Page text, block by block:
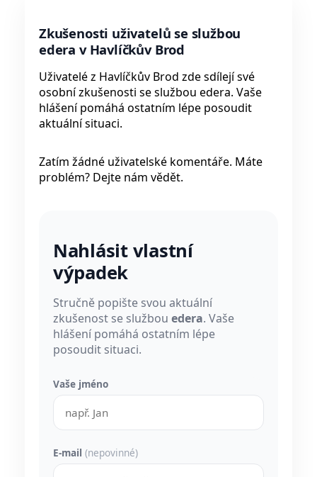
Zkušenosti uživatelů se službou
edera v Havlíčkův Brod
Uživatelé z Havlíčkův Brod zde sdílejí své
osobní zkušenosti se službou edera. Vaše
hlášení pomáhá ostatním lépe posoudit
aktuální situaci.
Zatím žádné uživatelské komentáře. Máte
problém? Dejte nám vědět.
Nahlásit vlastní
výpadek
Stručně popište svou aktuální
zkušenost se službou edera. Vaše
hlášení pomáhá ostatním lépe
posoudit situaci.
Vaše jméno
E-mail (nepovinné)